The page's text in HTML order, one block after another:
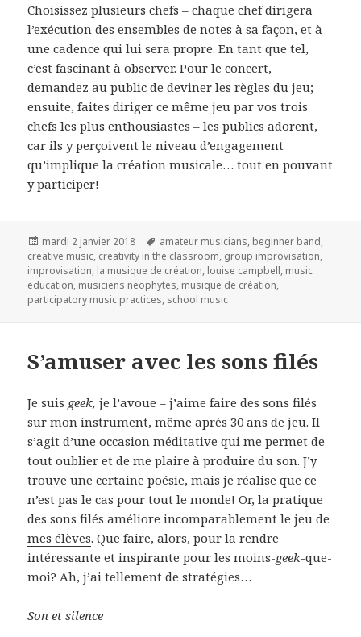
Choisissez plusieurs chefs – chaque chef dirigera
l’exécution des ensembles de notes à sa façon, et à
une cadence qui lui sera propre. En tant que tel,
c’est fascinant à observer. Pour le concert,
demandez au public de deviner les règles du jeu;
ensuite, faites diriger ce même jeu par vos trois
chefs les plus enthousiastes – les publics adorent,
car ils y perçoivent le niveau d’engagement
qu’implique la création musicale… tout en pouvant
y participer!
Publié
le
mardi 2 janvier 2018
Mots-
clés
amateur musicians, beginner band,
creative music, creativity in the classroom, group improvisation,
improvisation, la musique de création, louise campbell, music
education, musiciens neophytes, musique de création,
participatory music practices, school music
S’amuser avec les sons filés
Je suis geek,je l’avoue – j’aime faire des sons filés
sur mon instrument, même après 30 ans de jeu. Il
s’agit d’une occasion méditative qui me permet de
tout oublier et de me plaire à produire du son. J’y
trouve une certaine poésie, mais je réalise que ce
n’est pas le cas pour tout le monde! Or, la pratique
des sons filés améliore incomparablement le jeu de
mes élèves. Que faire, alors, pour la rendre
intéressante et inspirante pour les moins-geek-que-
moi? Ah, j’ai tellement de stratégies…
Son et silence